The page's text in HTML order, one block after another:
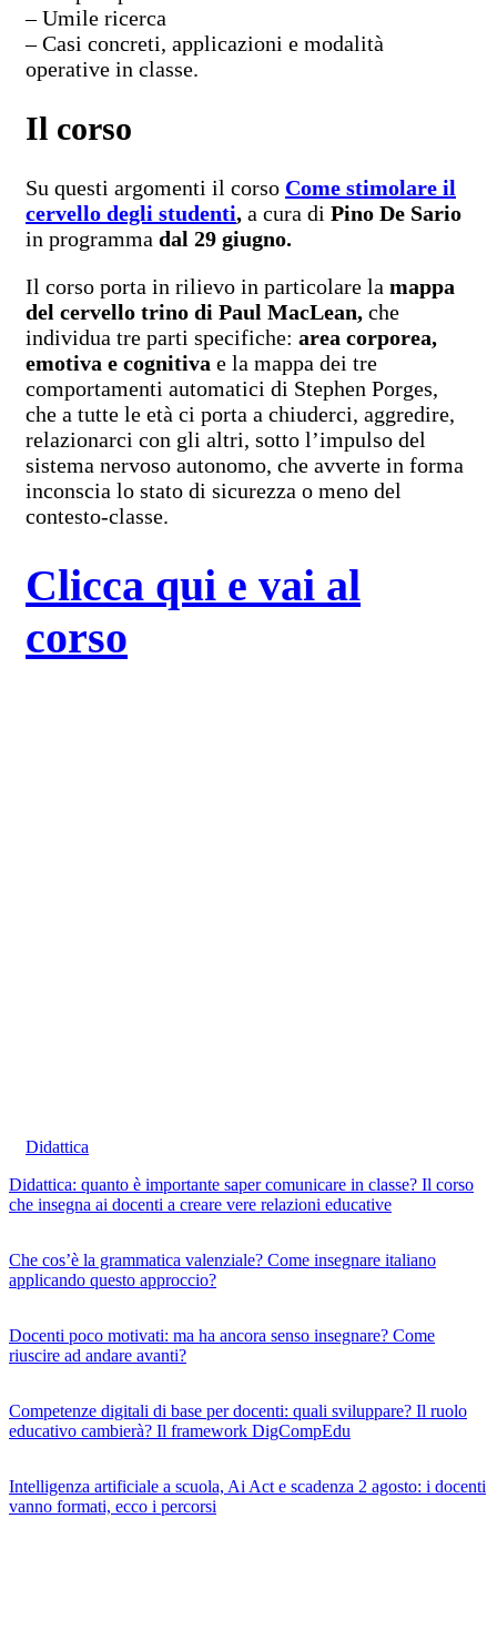
– Umile ricerca
– Casi concreti, applicazioni e modalità
operative in classe.
Il corso
Su questi argomenti il corso Come stimolare il
cervello degli studenti, a cura di Pino De Sario
in programma dal 29 giugno.
Il corso porta in rilievo in particolare la mappa
del cervello trino di Paul MacLean, che
individua tre parti specifiche: area corporea,
emotiva e cognitiva e la mappa dei tre
comportamenti automatici di Stephen Porges,
che a tutte le età ci porta a chiuderci, aggredire,
relazionarci con gli altri, sotto l’impulso del
sistema nervoso autonomo, che avverte in forma
inconscia lo stato di sicurezza o meno del
contesto-classe.
Clicca qui e vai al
corso
Didattica
Didattica: quanto è importante saper comunicare in classe? Il corso
che insegna ai docenti a creare vere relazioni educative
Che cos’è la grammatica valenziale? Come insegnare italiano
applicando questo approccio?
Docenti poco motivati: ma ha ancora senso insegnare? Come
riuscire ad andare avanti?
Competenze digitali di base per docenti: quali sviluppare? Il ruolo
educativo cambierà? Il framework DigCompEdu
Intelligenza artificiale a scuola, Ai Act e scadenza 2 agosto: i docenti
vanno formati, ecco i percorsi